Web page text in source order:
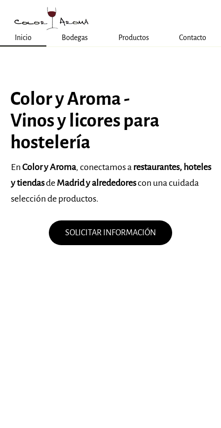
Inicio Bodegas Productos Contacto
Color y Aroma -
Vinos y licores para
hostelería
En Color y Aroma, conectamos a restaurantes, hoteles
y tiendasdeMadrid y alrededorescon una cuidada
selección de productos.
SOLICITAR INFORMACIÓN